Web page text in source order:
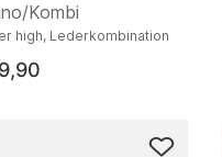
Kombi
high, Lederkombination